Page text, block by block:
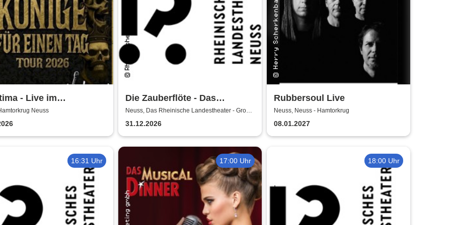
- Live im
| Könige für
Neuss
Die Zauberflöte - Das
Rheinische Landestheater
Neuss, Das Rheinische Landestheater - Große
Bühne
31.12.2026
Rubbersoul Live
Neuss, Neuss - Hamtorkrug
08.01.2027
16:31 Uhr 17:00 Uhr 18:00 Uhr